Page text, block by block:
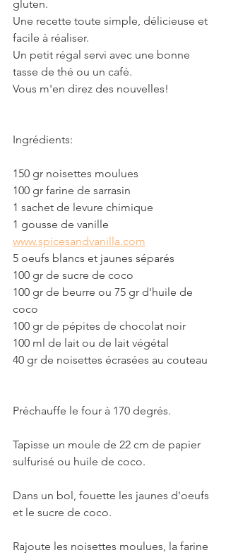
gluten.
Une recette toute simple, délicieuse et
facile à réaliser.
Un petit régal servi avec une bonne
tasse de thé ou un café.
Vous m'en direz des nouvelles!
Ingrédients:
150 gr noisettes moulues
100 gr farine de sarrasin
1 sachet de levure chimique
1 gousse de vanille
www.spicesandvanilla.com
5 oeufs blancs et jaunes séparés
100 gr de sucre de coco
100 gr de beurre ou 75 gr d'huile de
coco
100 gr de pépites de chocolat noir
100 ml de lait ou de lait végétal
40 gr de noisettes écrasées au couteau
Préchauffe le four à 170 degrés.
Tapisse un moule de 22 cm de papier
sulfurisé ou huile de coco.
Dans un bol, fouette les jaunes d'oeufs
et le sucre de coco.
Rajoute les noisettes moulues, la farine